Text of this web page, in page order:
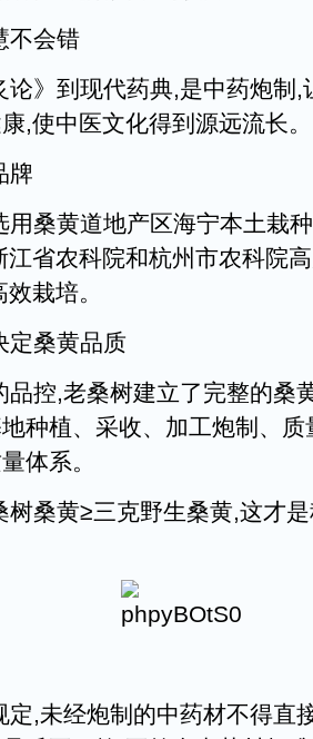
不会错
论》到现代药典,是中药炮制,
,使中医文化得到源远流长
牌
用桑黄道地产区海宁本土栽
江省农科院和杭州市农科院
栽培。
定桑黄品质
品控,老桑树建立了完整的桑
种植、采收、加工炮制、
体系。
树桑黄≥三克野生桑黄,这才
定,未经炮制的中药材不得直